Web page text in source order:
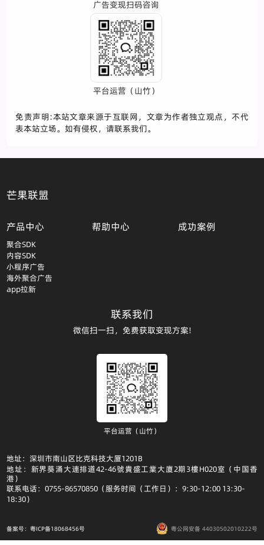
广告变现扫码咨询
平台运营（山竹）
免责声明:本站文章来源于互联网，文章为作者独立观点，不代
表本站立场。如有侵权，请联系我们。
芒果联盟
产品中心
聚合SDK
内容SDK
小程序广告
海外聚合广告
app拉新
帮助中心 成功案例
联系我们
微信扫一扫，免费获取变现方案!
平台运营（山竹）
地址：深圳市南山区比克科技大厦1201B
地址：新界葵涌大連排道42-46號貴盛工業大廈2期3樓H020室（中国香
港）
联系电话：0755-86570850（服务时间（工作日）：9:30-12:00 13:30-
18:30）
备案号：粤ICP备18068456号 粤公网安备 44030502010222号